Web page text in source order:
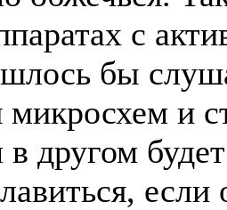
с
бы
и
в другом